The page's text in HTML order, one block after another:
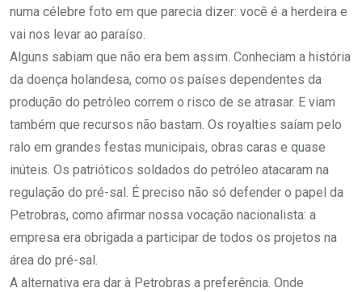
numa célebre foto em que parecia dizer: você é a herdeira e
vai nos levar ao paraíso.
Alguns sabiam que não era bem assim. Conheciam a história
da doença holandesa, como os países dependentes da
produção do petróleo correm o risco de se atrasar. E viam
também que recursos não bastam. Os royalties saíam pelo
ralo em grandes festas municipais, obras caras e quase
inúteis. Os patrióticos soldados do petróleo atacaram na
regulação do pré-sal. É preciso não só defender o papel da
Petrobras, como afirmar nossa vocação nacionalista: a
empresa era obrigada a participar de todos os projetos na
área do pré-sal.
A alternativa era dar à Petrobras a preferência. Onde